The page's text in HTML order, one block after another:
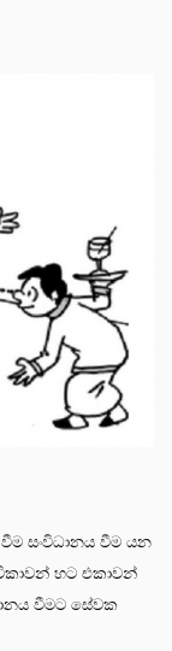
සංවිධානය වීම යන
හට එකාවන්
වීමට සේවක